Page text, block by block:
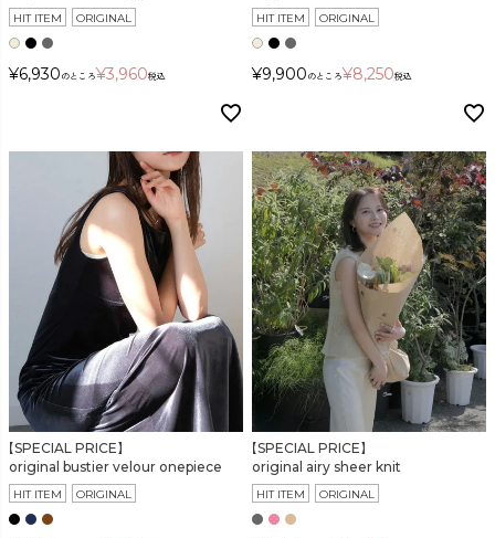
HIT ITEM ORIGINAL
¥6,930 のところ¥3,960税込
HIT ITEM ORIGINAL
¥9,900 のところ¥8,250税込
【SPECIAL PRICE】
original bustier velour onepiece
HIT ITEM ORIGINAL
【SPECIAL PRICE】
original airy sheer knit
HIT ITEM ORIGINAL